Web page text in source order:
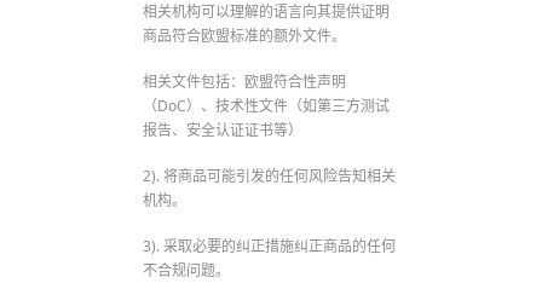
相关机构可以理解的语言向其提供证明
商品符合欧盟标准的额外文件。
相关文件包括：欧盟符合性声明
（DoC）、技术性文件（如第三方测试
报告、安全认证证书等）
2). 将商品可能引发的任何风险告知相关
机构。
3). 采取必要的纠正措施纠正商品的任何
不合规问题。